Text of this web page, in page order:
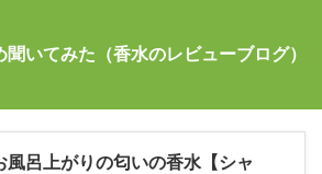
聞いてみた（香水のレビューブログ）
風呂上がりの匂いの香水【シャ